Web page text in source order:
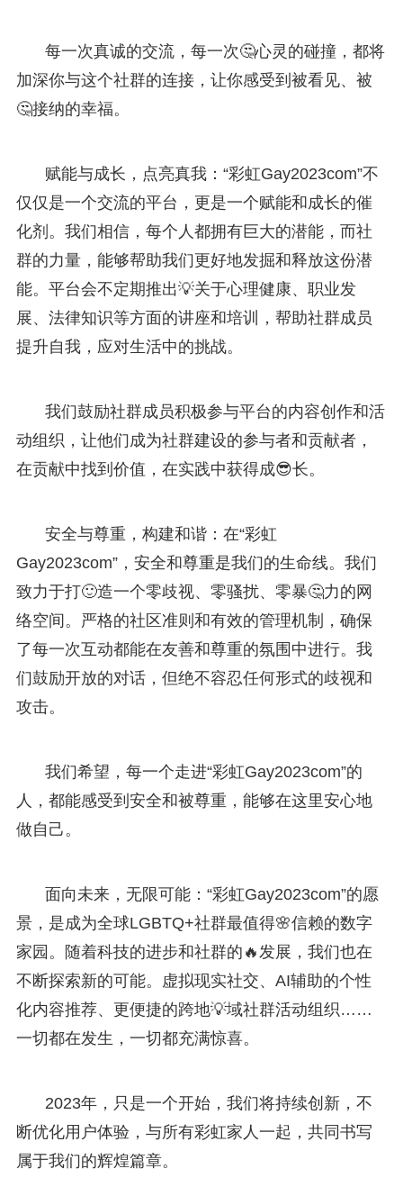
每一次真诚的交流，每一次🤔心灵的碰撞，都将
加深你与这个社群的连接，让你感受到被看见、被
🤔接纳的幸福。
赋能与成长，点亮真我：“彩虹Gay2023com”不
仅仅是一个交流的平台，更是一个赋能和成长的催
化剂。我们相信，每个人都拥有巨大的潜能，而社
群的力量，能够帮助我们更好地发掘和释放这份潜
能。平台会不定期推出💡关于心理健康、职业发
展、法律知识等方面的讲座和培训，帮助社群成员
提升自我，应对生活中的挑战。
我们鼓励社群成员积极参与平台的内容创作和活
动组织，让他们成为社群建设的参与者和贡献者，
在贡献中找到价值，在实践中获得成😎长。
安全与尊重，构建和谐：在“彩虹
Gay2023com”，安全和尊重是我们的生命线。我们
致力于打🙂造一个零歧视、零骚扰、零暴🤔力的网
络空间。严格的社区准则和有效的管理机制，确保
了每一次互动都能在友善和尊重的氛围中进行。我
们鼓励开放的对话，但绝不容忍任何形式的歧视和
攻击。
我们希望，每一个走进“彩虹Gay2023com”的
人，都能感受到安全和被尊重，能够在这里安心地
做自己。
面向未来，无限可能：“彩虹Gay2023com”的愿
景，是成为全球LGBTQ+社群最值得🌸信赖的数字
家园。随着科技的进步和社群的🔥发展，我们也在
不断探索新的可能。虚拟现实社交、AI辅助的个性
化内容推荐、更便捷的跨地💡域社群活动组织……
一切都在发生，一切都充满惊喜。
2023年，只是一个开始，我们将持续创新，不
断优化用户体验，与所有彩虹家人一起，共同书写
属于我们的辉煌篇章。